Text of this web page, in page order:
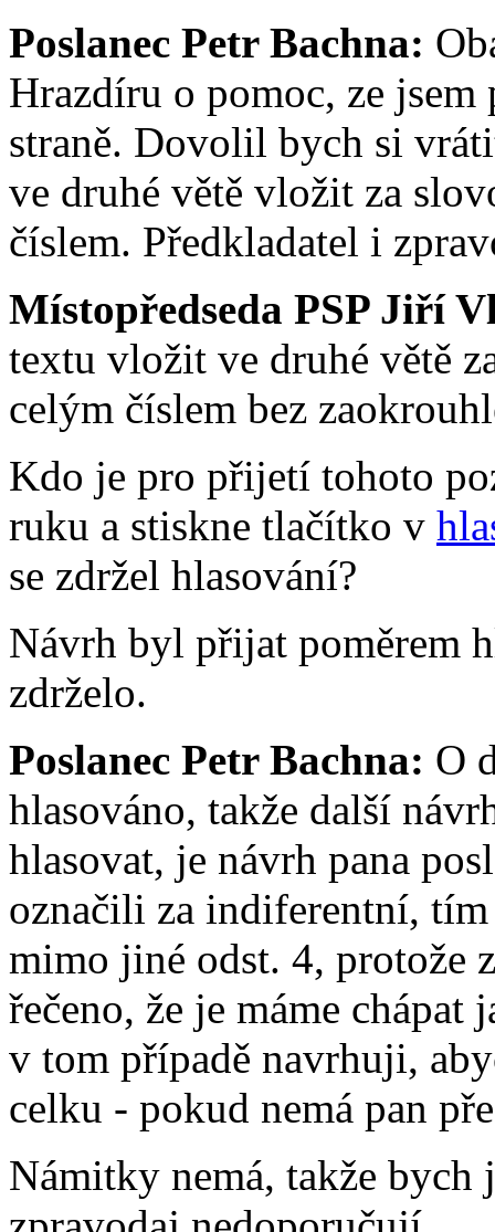
Poslanec Petr Bachna:
Hrazdíru o pomoc, ze jsem
straně. Dovolil bych si
ve druhé větě vložit za
číslem. Předkladatel i
Místopředseda PSP Jiří
textu vložit ve druhé větě
celým číslem bez
Kdo je pro přijetí tohoto
ruku a stiskne tlačítko v
se zdržel hlasování?
Návrh byl přijat poměrem
zdrželo.
Poslanec Petr Bachna: O
hlasováno, takže další
hlasovat, je návrh pana
označili za indiferentní,
mimo jiné odst. 4, protože
řečeno, že je máme chápat
v tom případě navrhuji,
celku - pokud nemá pan
Námitky nemá, takže bych